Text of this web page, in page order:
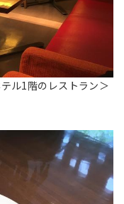
ル1階のレストラン＞